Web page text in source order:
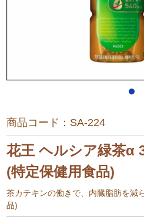
商品コード： SA-224
花王 ヘルシア緑茶α
(特定保健用食品)
茶カテキンの働きで、内臓脂肪を減
品)